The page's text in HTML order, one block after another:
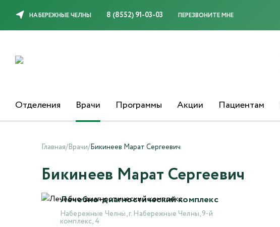
НАБЕРЕЖНЫЕ ЧЕЛНЫ 8 (8552) 91-03-03 ПЕРЕЗВОНИТЕ МНЕ
Отделения Врачи Программы Акции Пациентам
Главная/Врачи/Бикинеев Марат Сергеевич
Бикинеев Марат Сергеевич
Лечебно-диагностический комплекс
Набережные Челны, г. Набережные Челны, 9-й
комплекс, 4